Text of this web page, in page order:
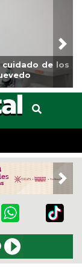
cuidado de los